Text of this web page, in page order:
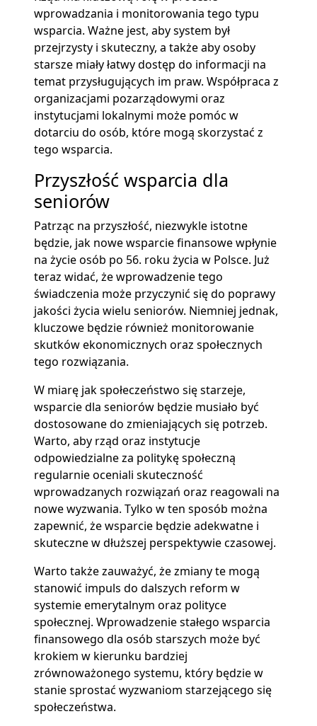
wprowadzania i monitorowania tego typu
wsparcia. Ważne jest, aby system był
przejrzysty i skuteczny, a także aby osoby
starsze miały łatwy dostęp do informacji na
temat przysługujących im praw. Współpraca z
organizacjami pozarządowymi oraz
instytucjami lokalnymi może pomóc w
dotarciu do osób, które mogą skorzystać z
tego wsparcia.
Przyszłość wsparcia dla
seniorów
Patrząc na przyszłość, niezwykle istotne
będzie, jak nowe wsparcie finansowe wpłynie
na życie osób po 56. roku życia w Polsce. Już
teraz widać, że wprowadzenie tego
świadczenia może przyczynić się do poprawy
jakości życia wielu seniorów. Niemniej jednak,
kluczowe będzie również monitorowanie
skutków ekonomicznych oraz społecznych
tego rozwiązania.
W miarę jak społeczeństwo się starzeje,
wsparcie dla seniorów będzie musiało być
dostosowane do zmieniających się potrzeb.
Warto, aby rząd oraz instytucje
odpowiedzialne za politykę społeczną
regularnie oceniali skuteczność
wprowadzanych rozwiązań oraz reagowali na
nowe wyzwania. Tylko w ten sposób można
zapewnić, że wsparcie będzie adekwatne i
skuteczne w dłuższej perspektywie czasowej.
Warto także zauważyć, że zmiany te mogą
stanowić impuls do dalszych reform w
systemie emerytalnym oraz polityce
społecznej. Wprowadzenie stałego wsparcia
finansowego dla osób starszych może być
krokiem w kierunku bardziej
zrównoważonego systemu, który będzie w
stanie sprostać wyzwaniom starzejącego się
społeczeństwa.